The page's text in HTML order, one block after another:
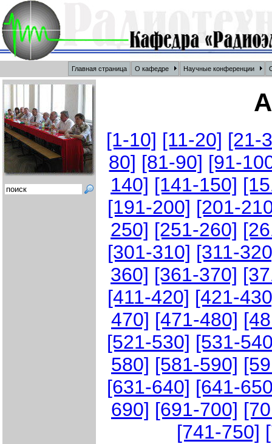
Главная страница О кафедре Научные конференции
[1-10] [11-20] [21-
80] [81-90] [91-
140] [141-150]
[191-200] [201-
250] [251-260]
[301-310] [311-
360] [361-370]
[411-420] [421-
470] [471-480]
[521-530] [531-
580] [581-590]
[631-640] [641-
690] [691-700]
[741-750]